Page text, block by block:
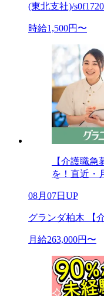
(東北支社)/
時給1,500円〜
【介護職
を！直近・
08月07日UP
グランダ柏木 【
月給263,000円〜